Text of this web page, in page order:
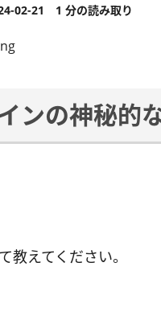
02-21 1 分の読み取り
ンの神秘的
教えてください。